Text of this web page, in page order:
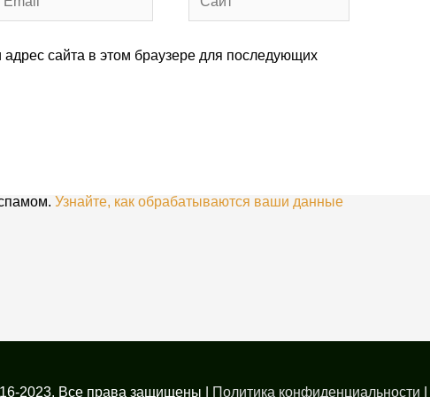
сайта в этом браузере для последующих
Узнайте, как обрабатываются ваши данные
2023. Все права защищены Политика конфиденциальности